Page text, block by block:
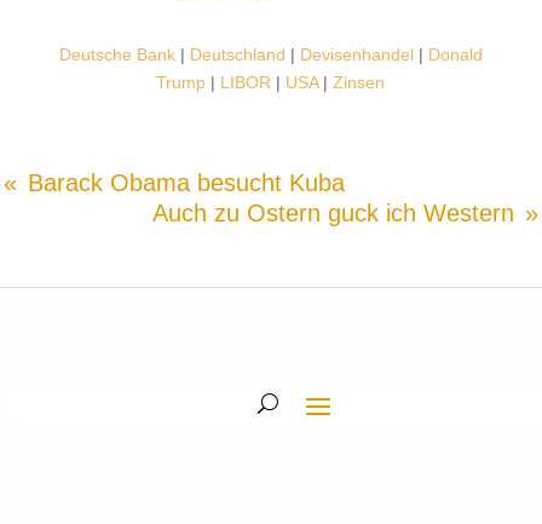
Deutsche Bank| Deutschland | Devisenhandel| Donald
Trump | LIBOR | USA|Zinsen
Barack Obama besucht Kuba
Auch zu Ostern guck ich Western